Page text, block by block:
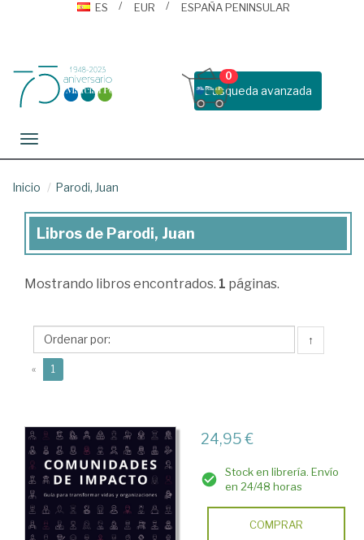
ES
EUR ESPAÑA PENINSULAR
Busqueda avanzada
0
Toggle navigation
Inicio Parodi, Juan
Libros
Parodi,
Libros de Parodi, Juan
Mostrando libros encontrados. 1 páginas.
↑
« 1
24,95 €
Stock en librería. Envío
en 24/48 horas
COMPRAR